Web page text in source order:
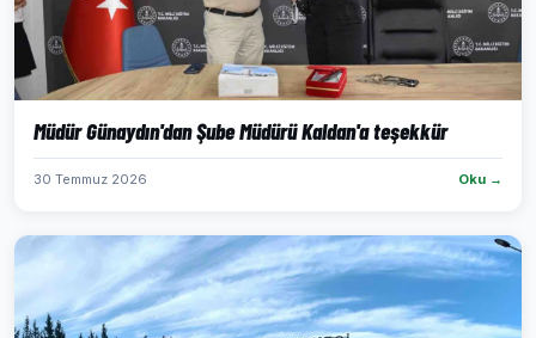
Müdür Günaydın'dan Şube Müdürü Kaldan'a teşekkür
30 Temmuz 2026 Oku →